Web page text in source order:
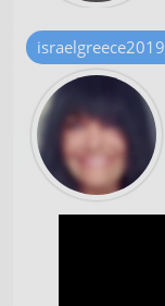
israelgreece2019